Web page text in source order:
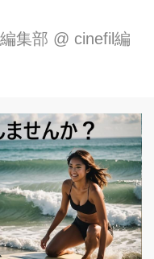
また、9/16~29 に
ラウンド 完全版』ほ
定しております。
最新作『オン・ザ・
と、「ウンザ!ウン
!2017!」の公開を記
”2 分でわかるエミ
ァ”が完成いたしま
集部 @ cinefil編